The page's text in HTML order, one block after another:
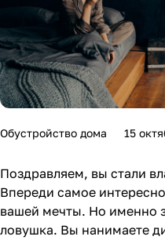
Обустройство дома 15
Поздравляем, вы стали
Впереди самое
вашей мечты. Но именно
ловушка. Вы нанимаете